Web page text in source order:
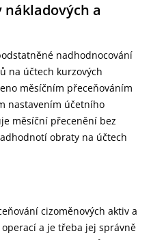
a
nadhodnocování
na účtech kurzových
měsíčním přeceňováním
nastavením účetního
měsíční přecenění bez
obraty na účtech
cizoměnových aktiv a
a je třeba jej správně